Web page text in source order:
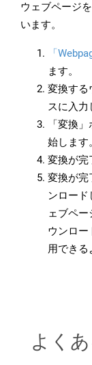
ウェブページ
います。
「
ます。
変換する
スに入力
「変換
始します。
変換が完
変換が完
ンロー
ェブペ
ウンロー
用できる
よく